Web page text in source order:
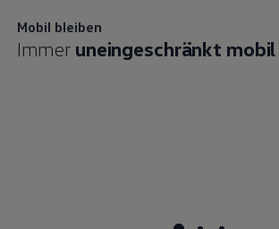
Mobil bleiben
Immer uneingeschränkt mobil